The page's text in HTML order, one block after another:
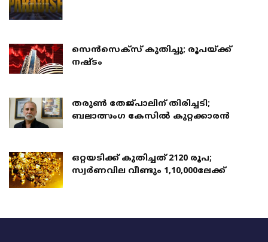
സെന്‍സെക്‌സ് കുതിച്ചു; രൂപയ്ക്ക്
നഷ്ടം
തരുൺ തേജ്പാലിന് തിരിച്ചടി;
ബലാത്സംഗ കേസില്‍ കുറ്റക്കാരന്‍
ഒറ്റയടിക്ക് കുതിച്ചത് 2120 രൂപ;
സ്വര്‍ണവില വീണ്ടും 1,10,000ലേക്ക്